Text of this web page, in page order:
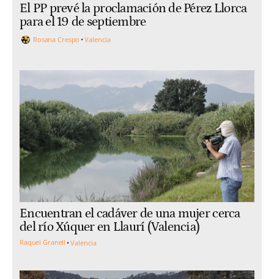
El PP prevé la proclamación de Pérez Llorca
para el 19 de septiembre
Rosana Crespo Valencia
Encuentran el cadáver de una mujer cerca
del río Xúquer en Llaurí (Valencia)
Raquel Granell Valencia